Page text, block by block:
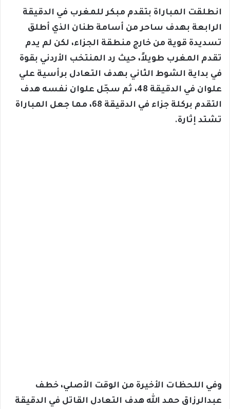
انطلقت المباراة بتقدم مبكر للمغرب في الدقيقة
الرابعة بهدف ساحر من أسامة طنان الذي أطلق
تسديدة قوية من خارج منطقة الجزاء، لكن لم يدم
تقدم المغرب طويلاً، حيث رد المنتخب الأردني بقوة
في بداية الشوط الثاني بهدف التعادل برأسية علي
علوان في الدقيقة 48، ثم سجّل علوان نفسه هدف
التقدم بركلة جزاء في الدقيقة 68، مما جعل المباراة
تشتد إثارة.
وفي اللحظات الأخيرة من الوقت الأصلي، خطف
عبدالرزاق حمد الله هدف التعادل القاتل في الدقيقة